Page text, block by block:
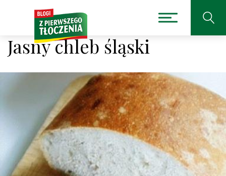
Jasny chleb śląski